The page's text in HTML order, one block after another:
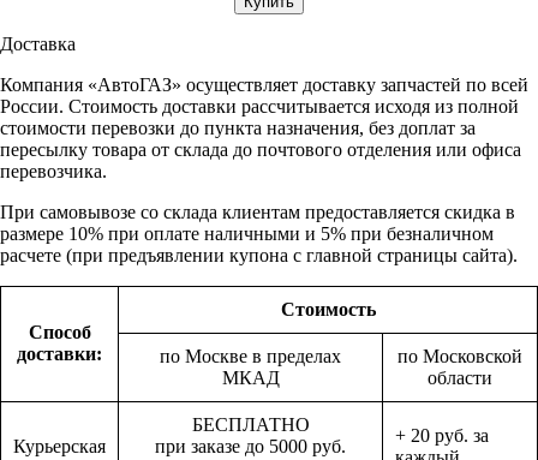
Доставка
Компания «АвтоГАЗ» осуществляет доставку запчастей по всей
России. Стоимость доставки рассчитывается исходя из полной
стоимости перевозки до пункта назначения, без доплат за
пересылку товара от склада до почтового отделения или офиса
перевозчика.
При самовывозе со склада клиентам предоставляется скидка в
размере 10% при оплате наличными и 5% при безналичном
расчете (при предъявлении купона с главной страницы сайта).
Способ
доставки:
Стоимость
по Москве в пределах
МКАД
по Московской
области
Курьерская
БЕСПЛАТНО
при заказе до 5000 руб.
+ 20 руб. за